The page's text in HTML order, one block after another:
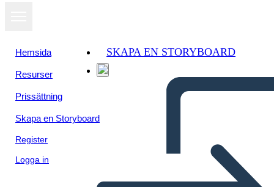
Hemsida
Resurser
Prissättning
Skapa en Storyboard
Register
Logga in
SKAPA EN STORYBOARD